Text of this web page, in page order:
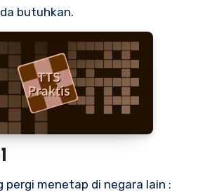
butuhkan.
pergi menetap di negara lain :